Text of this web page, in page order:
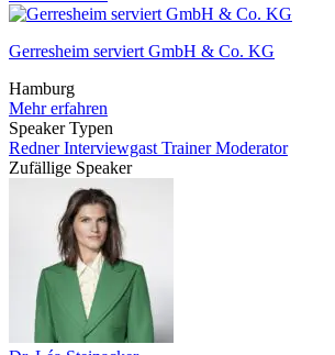
Gerresheim serviert GmbH & Co. KG
Hamburg
Mehr erfahren
Speaker Typen
RednerInterviewgast TrainerModerator
Zufällige Speaker